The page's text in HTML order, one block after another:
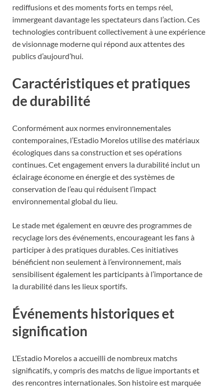
rediffusions et des moments forts en temps réel,
immergeant davantage les spectateurs dans l’action. Ces
technologies contribuent collectivement à une expérience
de visionnage moderne qui répond aux attentes des
publics d’aujourd’hui.
Caractéristiques et pratiques
de durabilité
Conformément aux normes environnementales
contemporaines, l’Estadio Morelos utilise des matériaux
écologiques dans sa construction et ses opérations
continues. Cet engagement envers la durabilité inclut un
éclairage économe en énergie et des systèmes de
conservation de l’eau qui réduisent l’impact
environnemental global du lieu.
Le stade met également en œuvre des programmes de
recyclage lors des événements, encourageant les fans à
participer à des pratiques durables. Ces initiatives
bénéficient non seulement à l’environnement, mais
sensibilisent également les participants à l’importance de
la durabilité dans les lieux sportifs.
Événements historiques et
signification
L’Estadio Morelos a accueilli de nombreux matchs
significatifs, y compris des matchs de ligue importants et
des rencontres internationales. Son histoire est marquée